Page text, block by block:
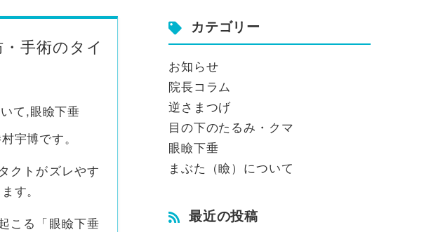
手術のタイ
て,眼瞼下垂
宇博です。
クトがズレやす
す。
こる「眼瞼下垂
カテゴリー
お知らせ
院長コラム
逆さまつげ
目の下のたるみ・クマ
眼瞼下垂
まぶた（瞼）について
最近の投稿